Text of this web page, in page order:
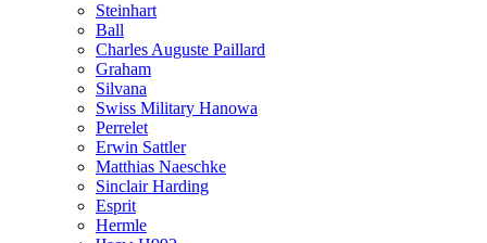
Steinhart
Ball
Charles Auguste Paillard
Graham
Silvana
Swiss Military Hanowa
Perrelet
Erwin Sattler
Matthias Naeschke
Sinclair Harding
Esprit
Hermle